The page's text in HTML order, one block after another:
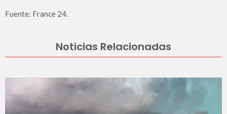
Fuente: France 24.
Noticias Relacionadas